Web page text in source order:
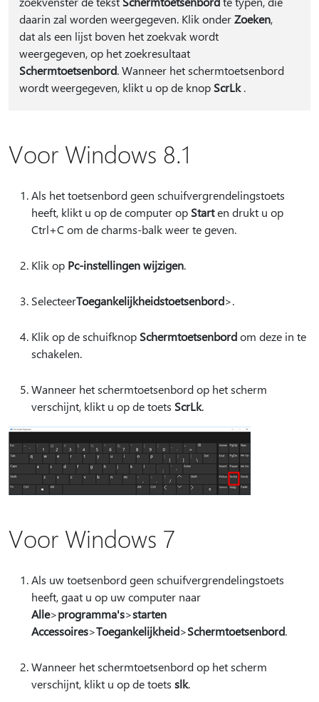
daarin zal worden weergegeven. Klik onderZoeken,
dat als een lijst boven het zoekvak wordt
weergegeven, op het zoekresultaat
Schermtoetsenbord. Wanneer het schermtoetsenbord
wordt weergegeven, klikt u op de knop ScrLk.
Voor Windows 8.1
Als het toetsenbord geen schuifvergrendelingstoets
heeft, klikt u op de computer op Starten drukt u op
Ctrl+C om de charms-balk weer te geven.
Klik op Pc-instellingen wijzigen.
SelecteerToegankelijkheidstoetsenbord>.
Klik op de schuifknop Schermtoetsenbordom deze in te
schakelen.
Wanneer het schermtoetsenbord op het scherm
verschijnt, klikt u op de toets ScrLk.
Voor Windows 7
Als uw toetsenbord geen schuifvergrendelingstoets
heeft, gaat u op uw computer naar
Alle>programma's>starten
Accessoires>Toegankelijkheid>Schermtoetsenbord.
Wanneer het schermtoetsenbord op het scherm
verschijnt, klikt u op de toets slk.